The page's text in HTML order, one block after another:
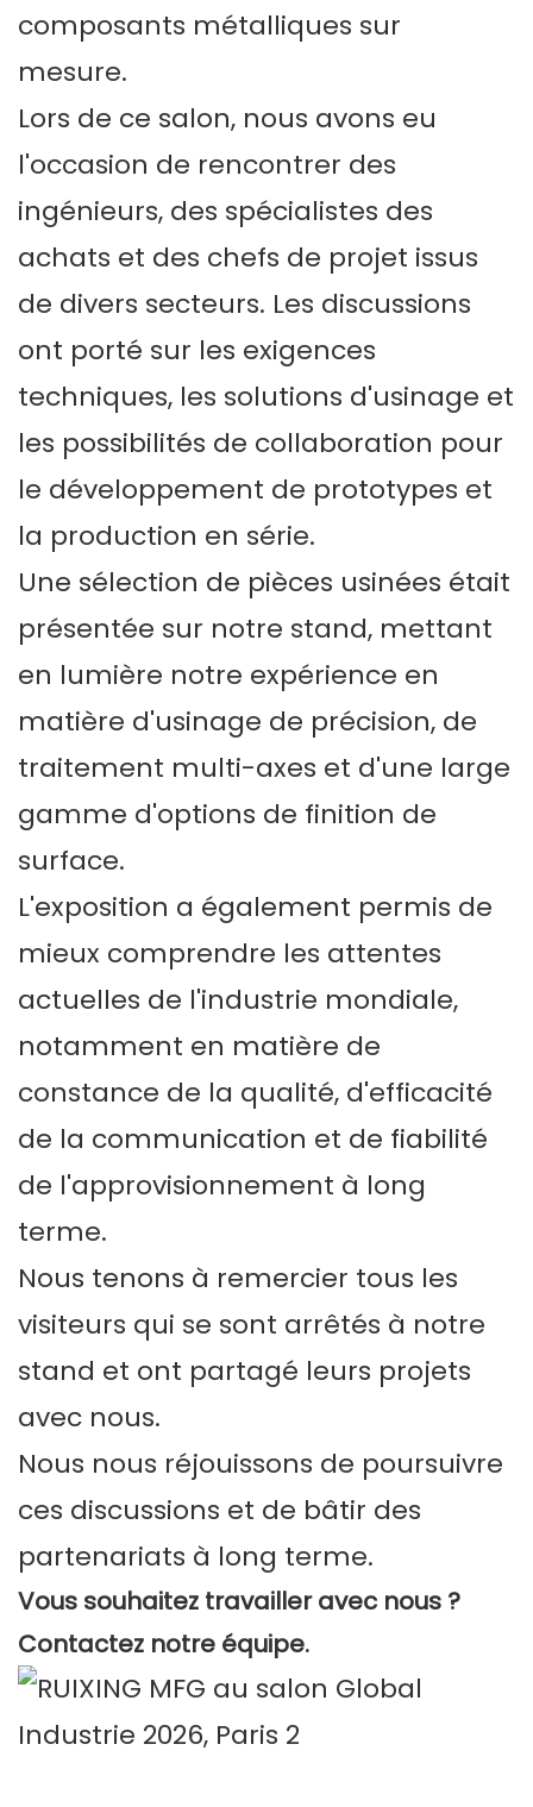
composants métalliques sur
mesure.
Lors de ce salon, nous avons eu
l'occasion de rencontrer des
ingénieurs, des spécialistes des
achats et des chefs de projet issus
de divers secteurs. Les discussions
ont porté sur les exigences
techniques, les solutions d'usinage et
les possibilités de collaboration pour
le développement de prototypes et
la production en série.
Une sélection de pièces usinées était
présentée sur notre stand, mettant
en lumière notre expérience en
matière d'usinage de précision, de
traitement multi-axes et d'une large
gamme d'options de finition de
surface.
L'exposition a également permis de
mieux comprendre les attentes
actuelles de l'industrie mondiale,
notamment en matière de
constance de la qualité, d'efficacité
de la communication et de fiabilité
de l'approvisionnement à long
terme.
Nous tenons à remercier tous les
visiteurs qui se sont arrêtés à notre
stand et ont partagé leurs projets
avec nous.
Nous nous réjouissons de poursuivre
ces discussions et de bâtir des
partenariats à long terme.
Vous souhaitez travailler avec nous ?
Contactez notre équipe.